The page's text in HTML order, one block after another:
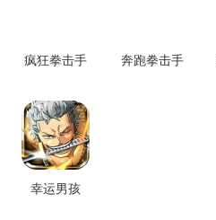
疯狂拳击手 奔跑拳击手
幸运男孩